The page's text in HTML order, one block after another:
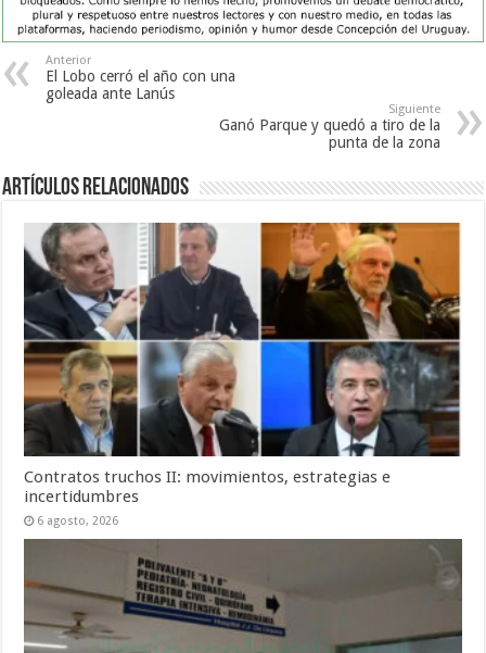
Anterior
El Lobo cerró el año con una
goleada ante Lanús
Siguiente
Ganó Parque y quedó a tiro de la
punta de la zona
Artículos Relacionados
Contratos truchos II: movimientos, estrategias e
incertidumbres
6 agosto, 2026